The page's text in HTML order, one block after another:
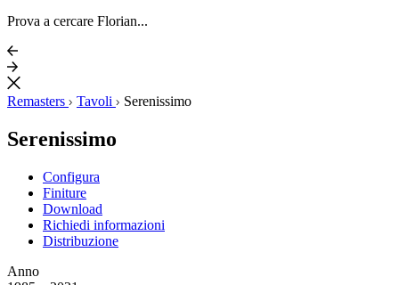
Prova a cercare Florian...
Remasters Tavoli Serenissimo
Serenissimo
Configura
Finiture
Download
Richiedi informazioni
Distribuzione
Anno